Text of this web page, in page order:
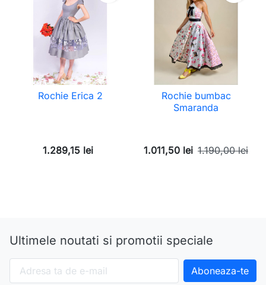
Rochie Erica 2
1.289,15 lei
Rochie bumbac
Smaranda
1.011,50 lei 1.190,00 lei
Ultimele noutati si promotii speciale